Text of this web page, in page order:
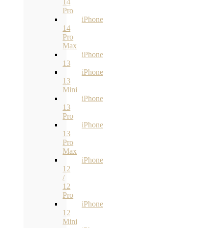
14
Pro
iPhone
14
Pro
Max
iPhone
13
iPhone
13
Mini
iPhone
13
Pro
iPhone
13
Pro
Max
iPhone
12
/
12
Pro
iPhone
12
Mini